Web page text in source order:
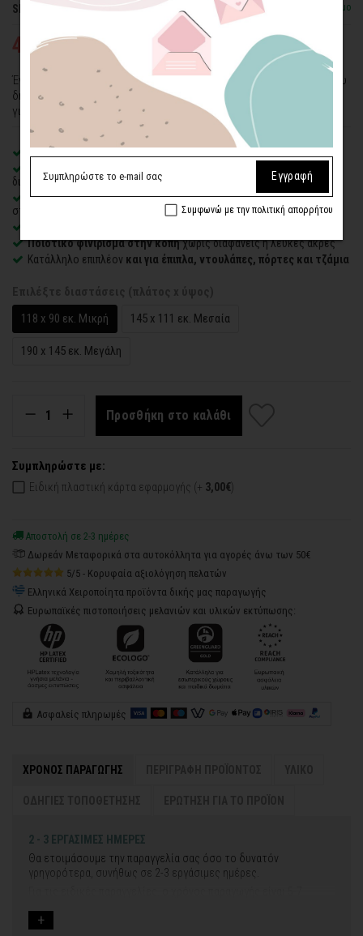
SKU: WLSTC-506-ADH Διαθέσιμο
40,89€ 58,41€
Ένα αυτοκόλλητο τοίχου σε φθινοπωρινές, ζεστές αποχρώσεις που
δημιουργεί ένα σκηνικό φύσης στον χώρο σας. Ιδανική επιλογή και
για παιδικά δωμάτια.
με μελάνια νερού latex, χωρίς χημικούς
διαλύτες και οσμές
Αδιάβροχο, εύκαμπτο και λεπτό– δίνει την εντύπωση ζωγραφιάς
στον τοίχο
Ποιοτικό φινίρισμα στην κοπήχωρίς διαφανείς ή λευκές άκρες
Κατάλληλο επιπλέον και για έπιπλα, ντουλάπες, πόρτες και τζάμια
118 x 90 εκ. Μικρή
145 x 111 εκ. Μεσαία
190 x 145 εκ. Μεγάλη
Προσθήκη στο καλάθι
Συμπληρώστε με:
Ειδική πλαστική κάρτα εφαρμογής (+ 3,00€)
Αποστολή σε 2-3 ημέρες
Δωρεάν Μεταφορικά στα αυτοκόλλητα για αγορές άνω των 50€
5/5 - Κορυφαία αξιολόγηση πελατών
Ελληνικά Χειροποίητα προϊόντα δικής μας παραγωγής
Ευρωπαϊκές πιστοποιήσεις μελανιών και υλικών εκτύπωσης:
Ασφαλείς πληρωμές
ΧΡΟΝΟΣ ΠΑΡΑΓΩΓΗΣ
2 - 3 ΕΡΓΑΣΙΜΕΣ ΗΜΕΡΕΣ
Θα ετοιμάσουμε την παραγγελία σας όσο το δυνατόν
γρηγορότερα, συνήθως σε 2-3 εργάσιμες ημέρες.
Εάν η αποστολή πραγματοποιείται κατά τη διάρκεια μεγάλων
Εγγραφή
Συμφωνώ με την πολιτική απορρήτου